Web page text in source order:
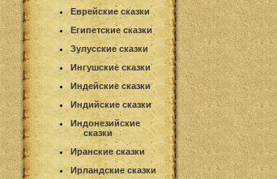
Еврейские сказки
Египетские сказки
Зулусские сказки
Ингушские сказки
Индейские сказки
Индийские сказки
Индонезийские
сказки
Иранские сказки
Ирландские сказки